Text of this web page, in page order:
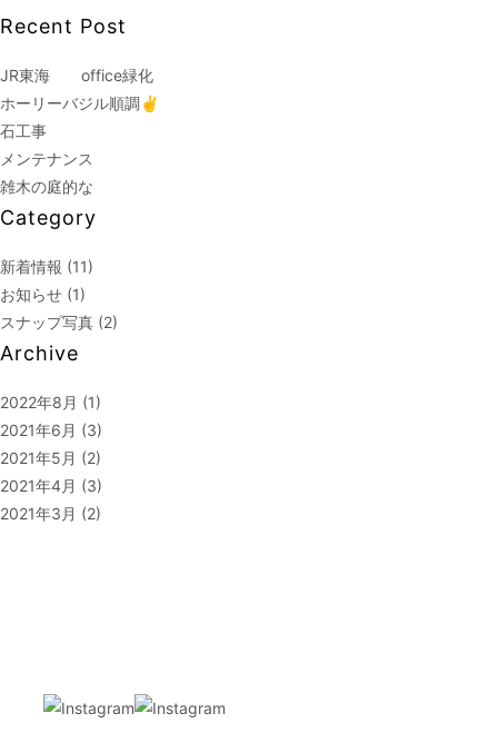
Recent Post
JR東海 office緑化
ホーリーバジル順調✌
石工事
メンテナンス
雑木の庭的な
Category
新着情報 (11)
お知らせ (1)
スナップ写真 (2)
Archive
2022年8月 (1)
2021年6月 (3)
2021年5月 (2)
2021年4月 (3)
2021年3月 (2)